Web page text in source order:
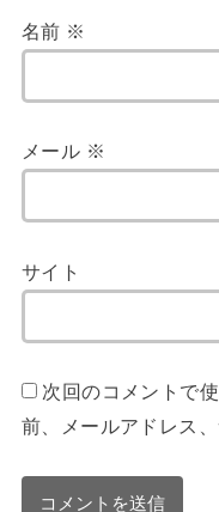
名前 ※
メール ※
サイト
次回のコメントで
前、メールアドレス